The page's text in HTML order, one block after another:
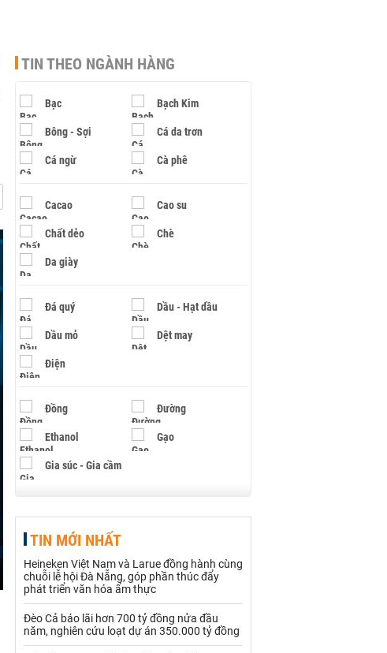
TIN THEO NGÀNH HÀNG
Bạc Bạch Kim
Bông - Sợi Cá da trơn
Cá ngừ Cà phê
Cacao Cao su
Chất dẻo Chè
Da giày
Đá quý Dầu - Hạt dầu
Dầu mỏ Dệt may
Điện
Đồng Đường
Ethanol Gạo
Gia súc - Gia cầm
Hạt điều
Khí đốt
Kim loại khác Mắc ca
Muối
TIN MỚI NHẤT
Heineken Việt Nam và Larue đồng hành cùng
chuỗi lễ hội Đà Nẵng, góp phần thúc đẩy
phát triển văn hóa ẩm thực
Đèo Cả báo lãi hơn 700 tỷ đồng nửa đầu
năm, nghiên cứu loạt dự án 350.000 tỷ đồng